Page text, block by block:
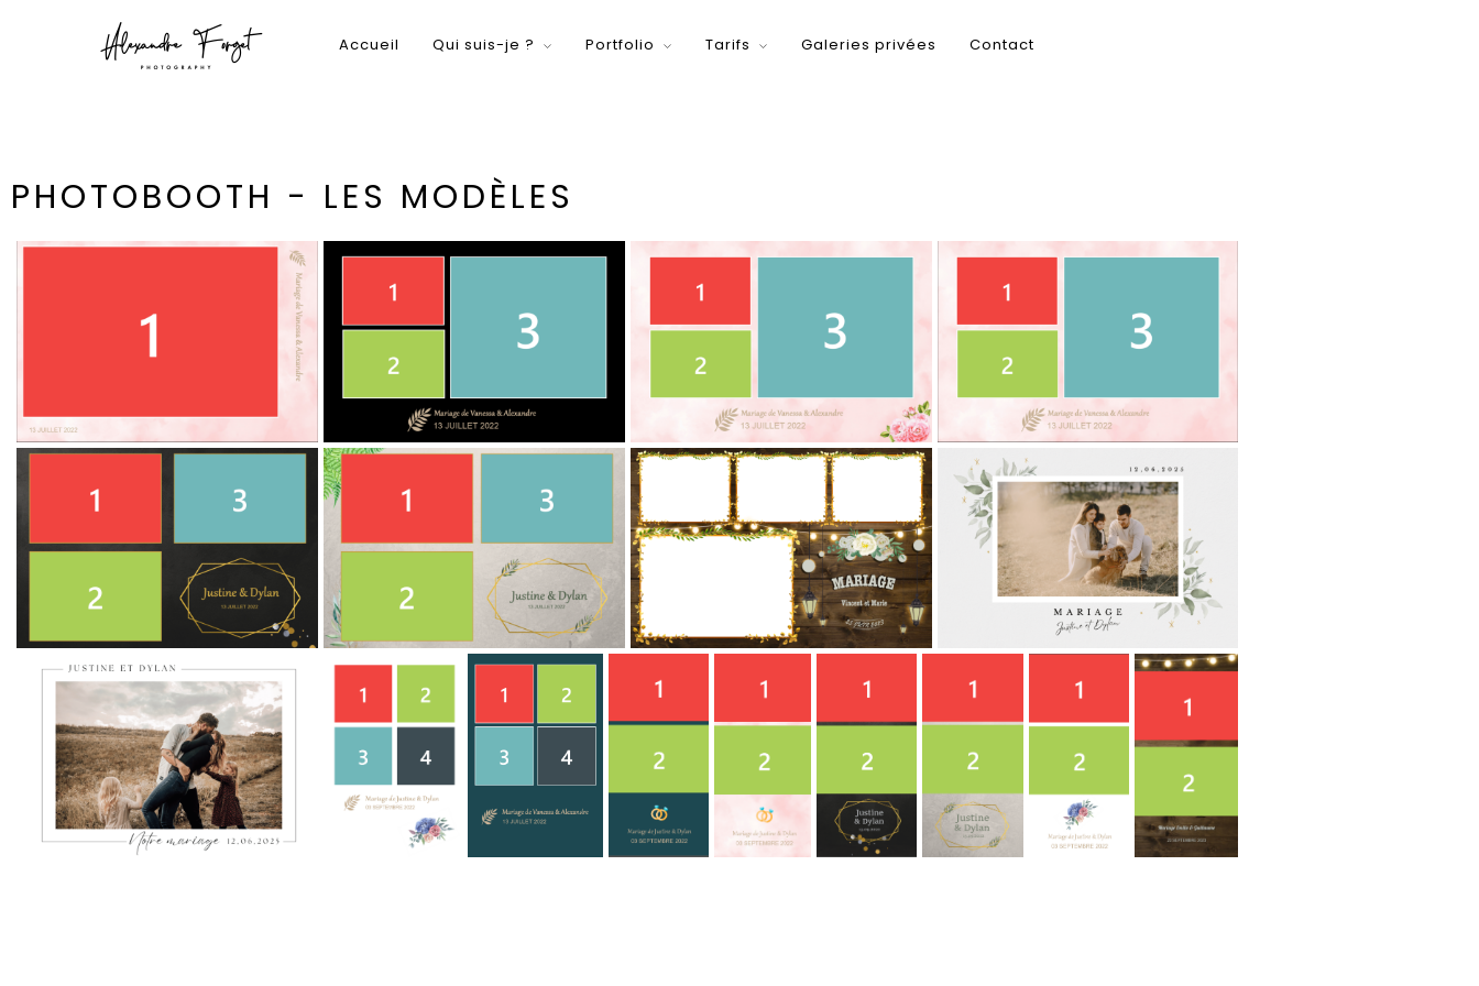
Accueil Qui suis-je ? Portfolio Tarifs Galeries privées Contact
PHOTOBOOTH - LES MODÈLES